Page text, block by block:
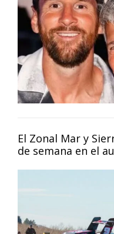
El Zonal Mar y
de semana en el